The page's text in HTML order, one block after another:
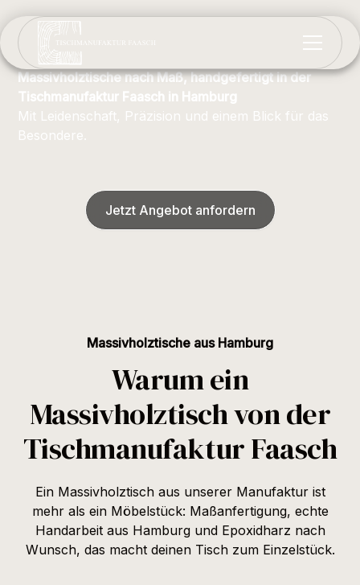
Massivholztische nach Maß, handgefertigt in der
Tischmanufaktur Faasch in Hamburg
Mit Leidenschaft, Präzision und einem Blick für das
Besondere.
Jetzt Angebot anfordern
Massivholztische aus Hamburg
Warum ein
Massivholztisch von der
Tischmanufaktur Faasch
Ein Massivholztisch aus unserer Manufaktur ist
mehr als ein Möbelstück: Maßanfertigung, echte
Handarbeit aus Hamburg und Epoxidharz nach
Wunsch, das macht deinen Tisch zum Einzelstück.